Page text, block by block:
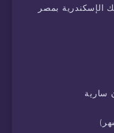
الإسكندرية بمصر
سارية